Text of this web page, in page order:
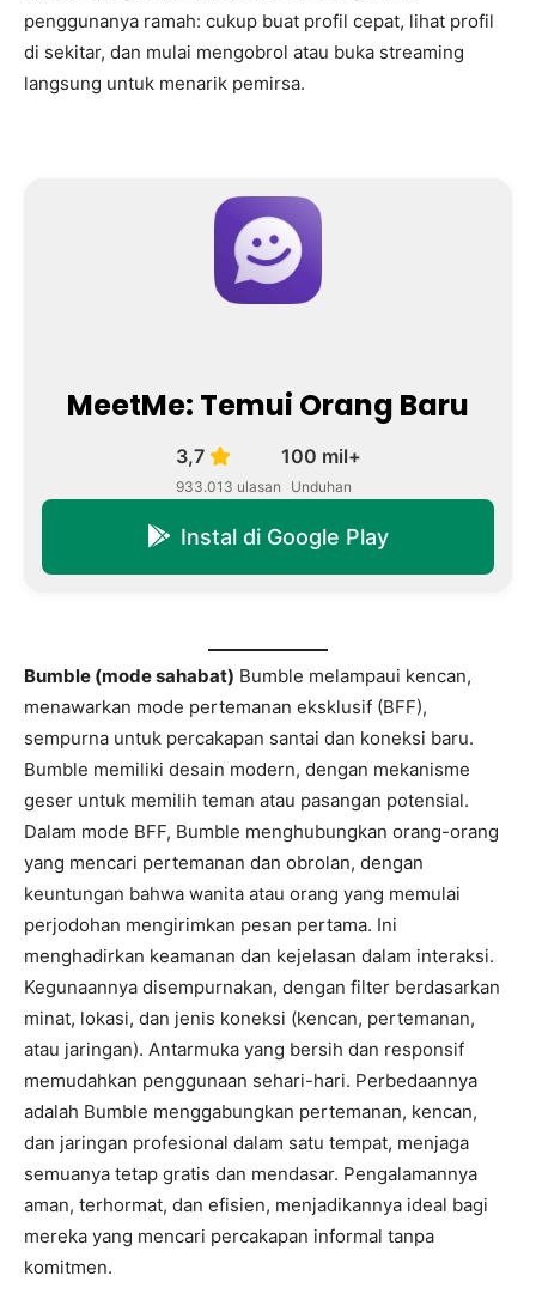
penggunanya ramah: cukup buat profil cepat, lihat profil
di sekitar, dan mulai mengobrol atau buka streaming
langsung untuk menarik pemirsa.
MeetMe: Temui Orang Baru
3,7
933.013 ulasan
100 mil+
Unduhan
Instal di Google Play
Bumble (mode sahabat) Bumble melampaui kencan,
menawarkan mode pertemanan eksklusif (BFF),
sempurna untuk percakapan santai dan koneksi baru.
Bumble memiliki desain modern, dengan mekanisme
geser untuk memilih teman atau pasangan potensial.
Dalam mode BFF, Bumble menghubungkan orang-orang
yang mencari pertemanan dan obrolan, dengan
keuntungan bahwa wanita atau orang yang memulai
perjodohan mengirimkan pesan pertama. Ini
menghadirkan keamanan dan kejelasan dalam interaksi.
Kegunaannya disempurnakan, dengan filter berdasarkan
minat, lokasi, dan jenis koneksi (kencan, pertemanan,
atau jaringan). Antarmuka yang bersih dan responsif
memudahkan penggunaan sehari-hari. Perbedaannya
adalah Bumble menggabungkan pertemanan, kencan,
dan jaringan profesional dalam satu tempat, menjaga
semuanya tetap gratis dan mendasar. Pengalamannya
aman, terhormat, dan efisien, menjadikannya ideal bagi
mereka yang mencari percakapan informal tanpa
komitmen.